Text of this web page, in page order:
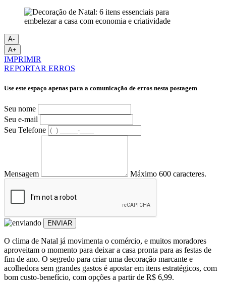
A-
A+
IMPRIMIR
REPORTAR ERROS
Use este espaço apenas para a comunicação de erros nesta postagem
Seu nome
Seu e-mail
Seu Telefone
Mensagem Máximo 600 caracteres.
ENVIAR
O clima de Natal já movimenta o comércio, e muitos moradores
aproveitam o momento para deixar a casa pronta para as festas de
fim de ano. O segredo para criar uma decoração marcante e
acolhedora sem grandes gastos é apostar em itens estratégicos, com
bom custo-benefício, com opções a partir de R$ 6,99.